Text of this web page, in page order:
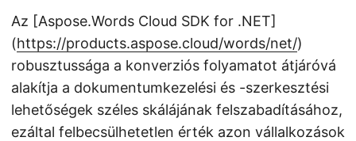
Az [Aspose.Words Cloud SDK for .NET]
(https://products.aspose.cloud/words/net/)
robusztussága a konverziós folyamatot átjáróvá
alakítja a dokumentumkezelési és -szerkesztési
lehetőségek széles skálájának felszabadításához,
ezáltal felbecsülhetetlen érték azon vállalkozások